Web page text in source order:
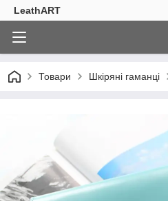
LeathART
Товари Шкіряні гаманці